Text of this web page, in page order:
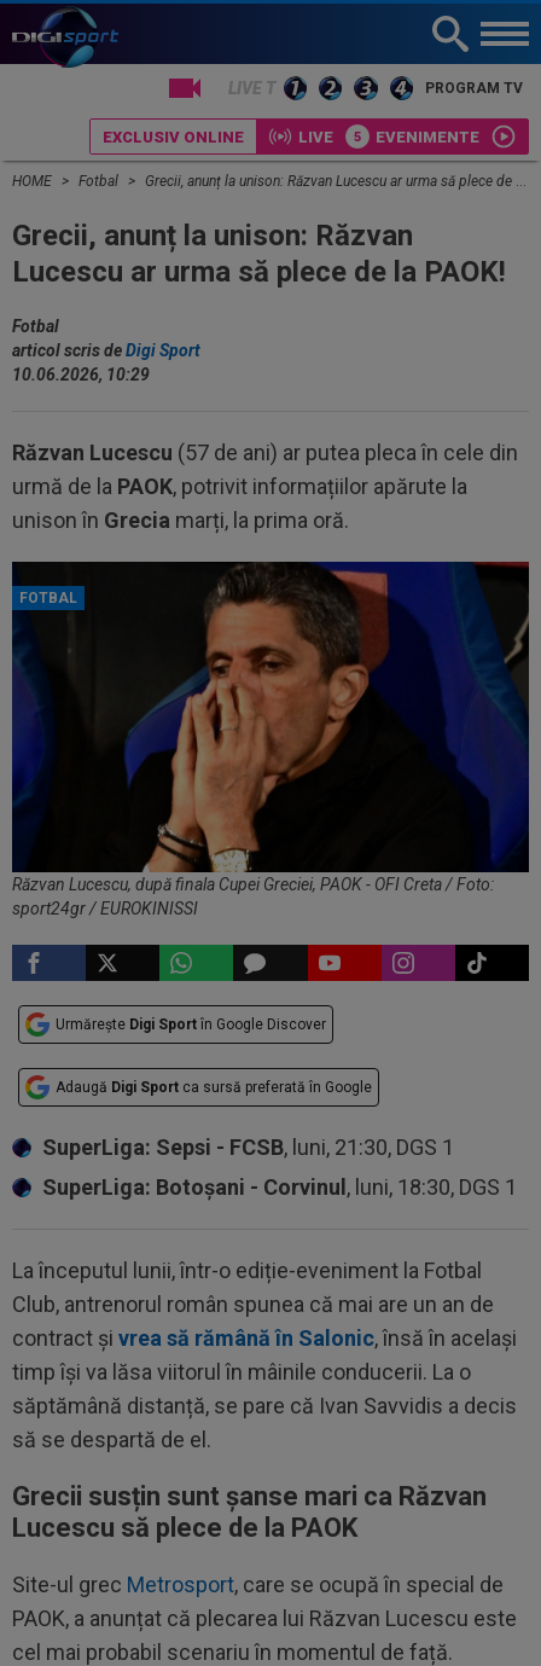
LIVE TV PROGRAM TV
EXCLUSIV ONLINE LIVE EVENIMENTE
HOME Fotbal Grecii, anunț la unison: Răzvan Lucescu ar urma să plece de la PAOK!
Grecii, anunț la unison: Răzvan
Lucescu ar urma să plece de la PAOK!
Fotbal
articol scris deDigi Sport
10.06.2026, 10:29
Răzvan Lucescu (57 de ani) ar putea pleca în cele din
urmă de la PAOK, potrivit informațiilor apărute la
unison în Grecia marți, la prima oră.
FOTBAL
Răzvan Lucescu, după finala Cupei Greciei, PAOK - OFI Creta / Foto:
sport24gr / EUROKINISSI
Urmărește Digi Sport în Google Discover
Adaugă Digi Sport ca sursă preferată în Google
SuperLiga: Sepsi - FCSB, luni, 21:30, DGS 1
SuperLiga: Botoșani - Corvinul, luni, 18:30, DGS 1
La începutul lunii, într-o ediție-eveniment la Fotbal
Club, antrenorul român spunea că mai are un an de
contract și vrea să rămână în Salonic, însă în același
timp își va lăsa viitorul în mâinile conducerii. La o
săptămână distanță, se pare că Ivan Savvidis a decis
să se despartă de el.
Grecii susțin sunt șanse mari ca Răzvan
Lucescu să plece de la PAOK
Site-ul grec Metrosport, care se ocupă în special de
PAOK, a anunțat că plecarea lui Răzvan Lucescu este
cel mai probabil scenariu în momentul de față.